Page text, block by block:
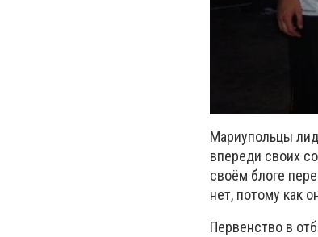
Мариупольцы
впереди своих
своём блоге
нет, потому как
Первенство в